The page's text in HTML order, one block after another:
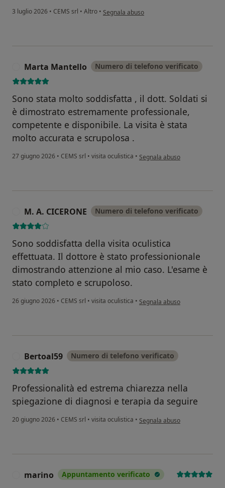
3 luglio 2026 • CEMS srl • Altro • secondo l'opinione dell'utente Elena P.
Segnala abuso
Marta Mantello Numero di telefono verificato
Sono stata molto soddisfatta , il dott. Soldati si
è dimostrato estremamente professionale,
competente e disponibile. La visita è stata
molto accurata e scrupolosa .
27 giugno 2026 • CEMS srl • visita oculistica • secondo l'opinione dell'utente
Segnala abuso
M. A. CICERONE Numero di telefono verificato
Sono soddisfatta della visita oculistica
effettuata. Il dottore è stato professionionale
dimostrando attenzione al mio caso. L'esame è
stato completo e scrupoloso.
26 giugno 2026 • CEMS srl • visita oculistica • secondo l'opinione dell'utente
Segnala abuso
Bertoal59 Numero di telefono verificato
Professionalità ed estrema chiarezza nella
spiegazione di diagnosi e terapia da seguire
20 giugno 2026 • CEMS srl • visita oculistica • secondo l'opinione dell'utente
Segnala abuso
marino Appuntamento verificato